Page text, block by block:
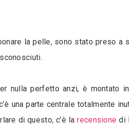
la pelle, sono stato preso a
nulla perfetto anzi, è montato
una parte centrale totalmente
di questo, c’è larecensione di